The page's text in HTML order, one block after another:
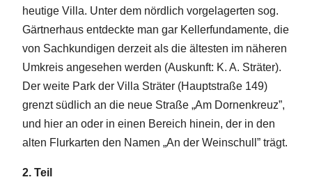
heutige Villa. Unter dem nördlich vorgelagerten sog.
Gärtnerhaus entdeckte man gar Kellerfundamente, die
von Sachkundigen derzeit als die ältesten im näheren
Umkreis angesehen werden (Auskunft: K. A. Sträter).
Der weite Park der Villa Sträter (Hauptstraße 149)
grenzt südlich an die neue Straße „Am Dornenkreuz”,
und hier an oder in einen Bereich hinein, der in den
alten Flurkarten den Namen „An der Weinschull” trägt.
2. Teil